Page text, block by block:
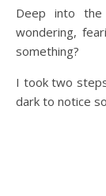
Deep into
wondering,
something?
I took two
dark to notice